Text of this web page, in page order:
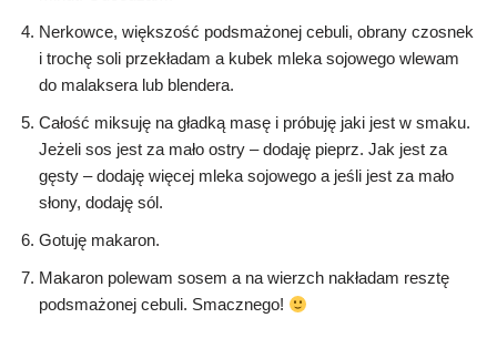
Nerkowce, większość podsmażonej cebuli, obrany czosnek
i trochę soli przekładam a kubek mleka sojowego wlewam
do malaksera lub blendera.
Całość miksuję na gładką masę i próbuję jaki jest w smaku.
Jeżeli sos jest za mało ostry – dodaję pieprz. Jak jest za
gęsty – dodaję więcej mleka sojowego a jeśli jest za mało
słony, dodaję sól.
Gotuję makaron.
Makaron polewam sosem a na wierzch nakładam resztę
podsmażonej cebuli. Smacznego!